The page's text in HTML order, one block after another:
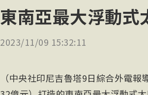
東南亞最大浮動式
2023/11/09 15:32:11
（中央社印尼吉魯塔9日綜合外電